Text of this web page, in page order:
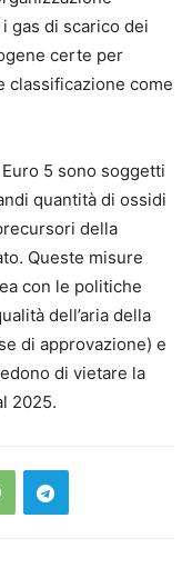
gas di scarico dei
certe per
classificazione come
5 sono soggetti
quantità di ossidi
della
Queste misure
con le politiche
dell’aria della
di approvazione) e
di vietare la
2025.